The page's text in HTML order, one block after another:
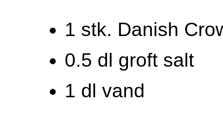
1 stk. Danish
0.5 dl groft salt
1 dl vand